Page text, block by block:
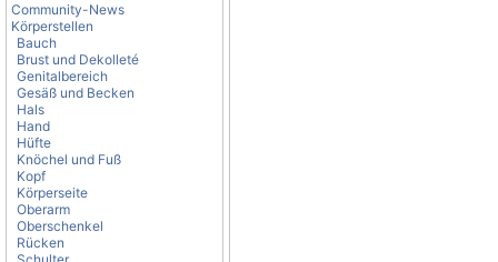
Community-News
Körperstellen
Bauch
Brust und Dekolleté
Genitalbereich
Gesäß und Becken
Hals
Hand
Hüfte
Knöchel und Fuß
Kopf
Körperseite
Oberarm
Oberschenkel
Rücken